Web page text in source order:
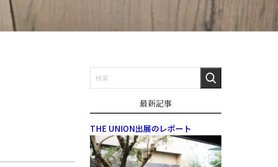
要 サステナビリティ
ヤー紹介 キッチン用品
CHIKIRICAMP
最新記事
THE UNION出展のレポート